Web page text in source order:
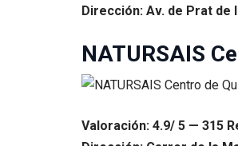
Dirección: Av. de Prat de
NATURSAIS
Valoración: 4.9/ 5 — 315